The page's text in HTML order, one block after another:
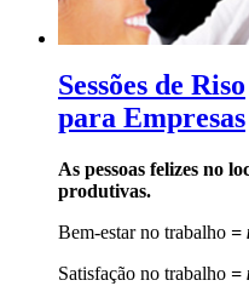
Sessões de Riso
para Empresas
As pessoas felizes no
produtivas.
Bem-estar no trabalho =
Satisfação no trabalho =